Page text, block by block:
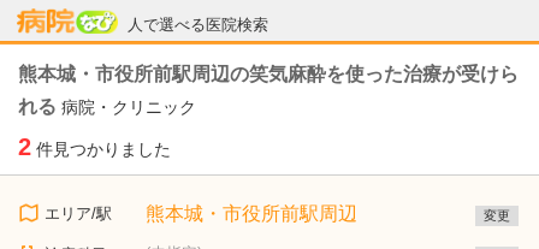
人で選べる医院検索
病院なび
熊本城・市役所前駅周辺の笑気麻酔を使った治療が受けら
れる 病院・クリニック
2 件見つかりました
エリア/駅 熊本城・市役所前駅周辺 変更